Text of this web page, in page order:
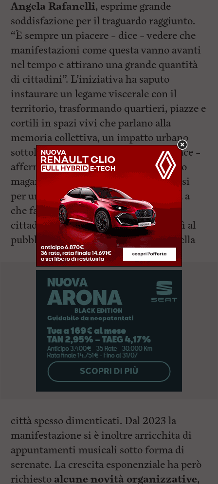
Angela Rafanelli, esprime grande
soddisfazione per il traguardo raggiunto.
“È sempre un piacere – dice – vedere che
manifestazioni come questa vanno avanti
nel tempo e attirano una grande quantità
di cittadini”. L’iniziativa ha saputo
instaurare un legame viscerale con il
territorio, trasformando quartieri, piazze e
cortili in spazi vivi che parlano alla
memoria collettiva, un impatto urbano
sottolineato anche da Gamba. “Mi piace –
afferma – vedere grandi spazi che sono
magari spesso pieni di traffico fermarsi
per una sera e godersi qualcosa che ha a
che fare con il teatro e che unisce i
cittadini”. Ogni location permette così al
pubblico di riappropriarsi di angoli della
città spesso dimenticati. Dal 2023 la
manifestazione si è inoltre arricchita di
appuntamenti musicali sotto forma di
serenate. La crescita esponenziale ha però
richiesto alcune novità organizzative,